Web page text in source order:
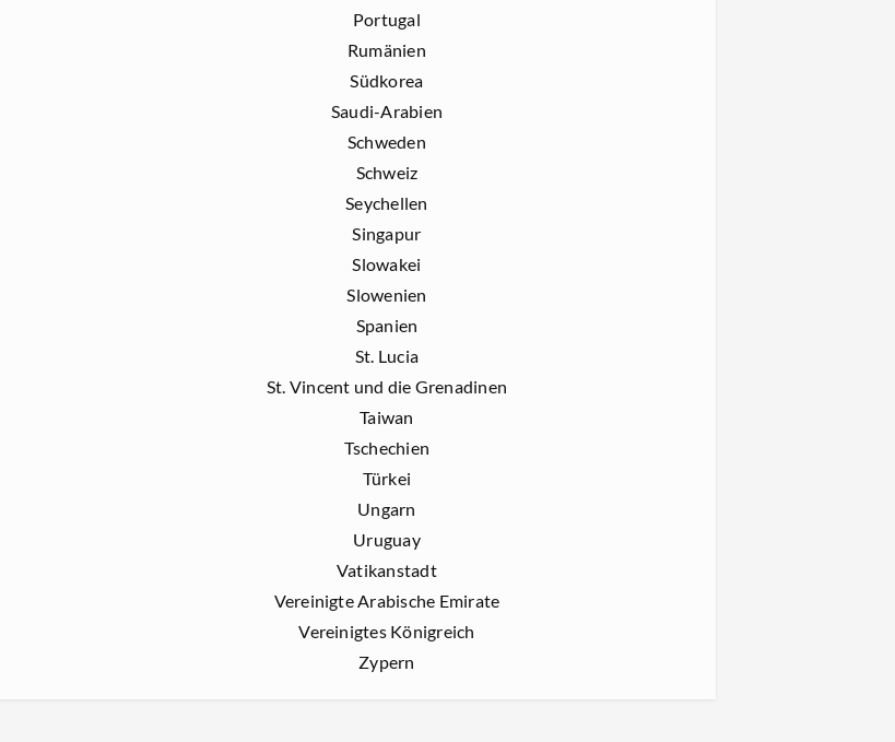
Portugal
Rumänien
Südkorea
Saudi-Arabien
Schweden
Schweiz
Seychellen
Singapur
Slowakei
Slowenien
Spanien
St. Lucia
St. Vincent und die Grenadinen
Taiwan
Tschechien
Türkei
Ungarn
Uruguay
Vatikanstadt
Vereinigte Arabische Emirate
Vereinigtes Königreich
Zypern